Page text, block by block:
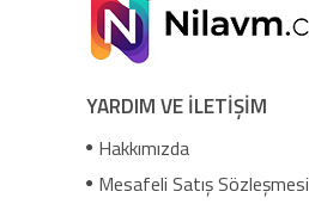
YARDIM VE İLETİŞİM
Hakkımızda
Mesafeli Satış Sözleşmesi